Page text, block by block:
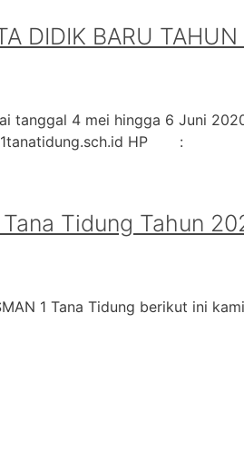
DIDIK BARU
tanggal 4 mei hingga 6 Juni
HP :
Tidung Tahun
1 Tana Tidung berikut ini